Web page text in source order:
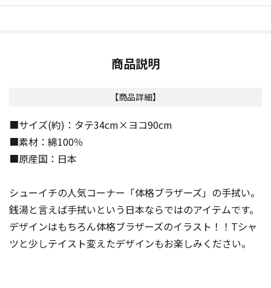
商品説明
【商品詳細】
■サイズ(約)：タテ34cm×ヨコ90cm
■素材：綿100％
■原産国：日本
シューイチの人気コーナー「体格ブラザーズ」の手拭い。
銭湯と言えば手拭いという日本ならではのアイテムです。
デザインはもちろん体格ブラザーズのイラスト！！Tシャ
ツと少しテイスト変えたデザインもお楽しみください。